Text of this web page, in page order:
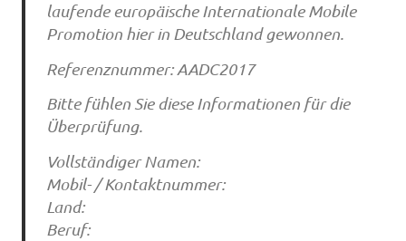
laufende europäische Internationale Mobile
Promotion hier in Deutschland gewonnen.
Referenznummer: AADC2017
Bitte fühlen Sie diese Informationen für die
Überprüfung.
Vollständiger Namen:
Mobil- / Kontaktnummer:
Land:
Beruf: